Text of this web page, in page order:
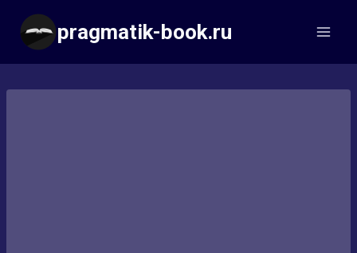
Перейти
содержимому
pragmatik-book.ru